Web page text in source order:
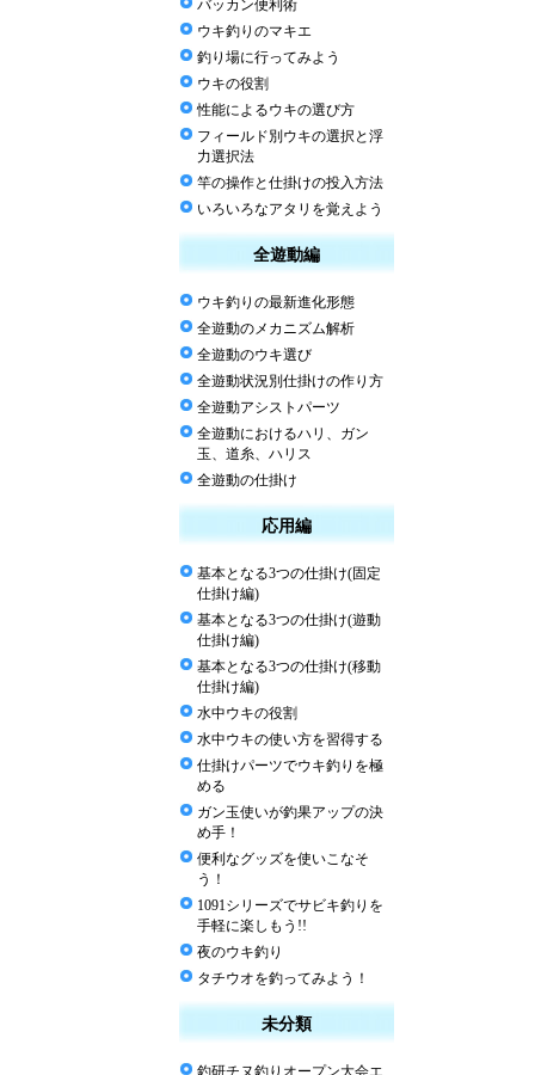
バッカン便利術
ウキ釣りのマキエ
釣り場に行ってみよう
ウキの役割
性能によるウキの選び方
フィールド別ウキの選択と浮
力選択法
竿の操作と仕掛けの投入方法
いろいろなアタリを覚えよう
全遊動編
ウキ釣りの最新進化形態
全遊動のメカニズム解析
全遊動のウキ選び
全遊動状況別仕掛けの作り方
全遊動アシストパーツ
全遊動におけるハリ、ガン
玉、道糸、ハリス
全遊動の仕掛け
応用編
基本となる3つの仕掛け(固定
仕掛け編)
基本となる3つの仕掛け(遊動
仕掛け編)
基本となる3つの仕掛け(移動
仕掛け編)
水中ウキの役割
水中ウキの使い方を習得する
仕掛けパーツでウキ釣りを極
める
ガン玉使いが釣果アップの決
め手！
便利なグッズを使いこなそ
う！
1091シリーズでサビキ釣りを
手軽に楽しもう!!
夜のウキ釣り
タチウオを釣ってみよう！
未分類
釣研チヌ釣りオープン大会エ